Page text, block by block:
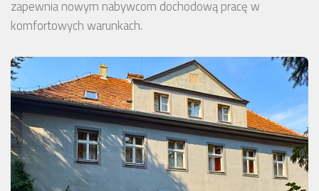
zapewnia nowym nabywcom dochodową pracę w
komfortowych warunkach.